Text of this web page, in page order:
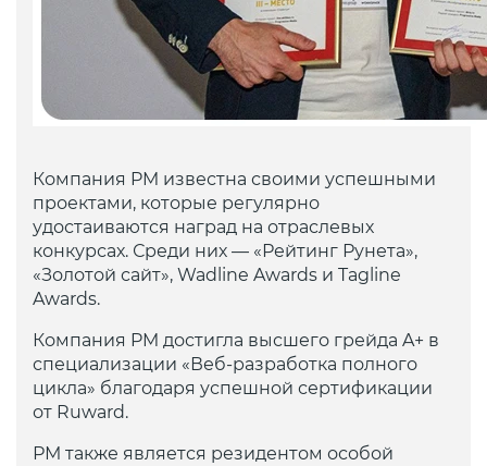
Компания PM известна своими успешными
проектами, которые регулярно
удостаиваются наград на отраслевых
конкурсах. Среди них — «Рейтинг Рунета»,
«Золотой сайт», Wadline Awards и Tagline
Awards.
Компания PM достигла высшего грейда A+ в
специализации «Веб-разработка полного
цикла» благодаря успешной сертификации
от Ruward.
РМ также является резидентом особой